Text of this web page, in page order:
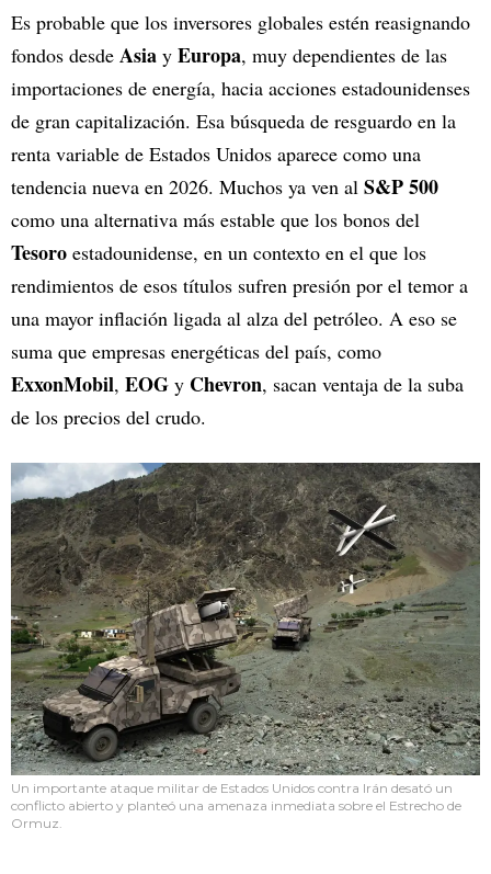
Es probable que los inversores globales estén reasignando
fondos desde Asia y Europa, muy dependientes de las
importaciones de energía, hacia acciones estadounidenses
de gran capitalización. Esa búsqueda de resguardo en la
renta variable de Estados Unidos aparece como una
tendencia nueva en 2026. Muchos ya ven al S&P 500
como una alternativa más estable que los bonos del
Tesoro estadounidense, en un contexto en el que los
rendimientos de esos títulos sufren presión por el temor a
una mayor inflación ligada al alza del petróleo. A eso se
suma que empresas energéticas del país, como
ExxonMobil, EOG y Chevron, sacan ventaja de la suba
de los precios del crudo.
Un importante ataque militar de Estados Unidos contra Irán desató un
conflicto abierto y planteó una amenaza inmediata sobre el Estrecho de
Ormuz.